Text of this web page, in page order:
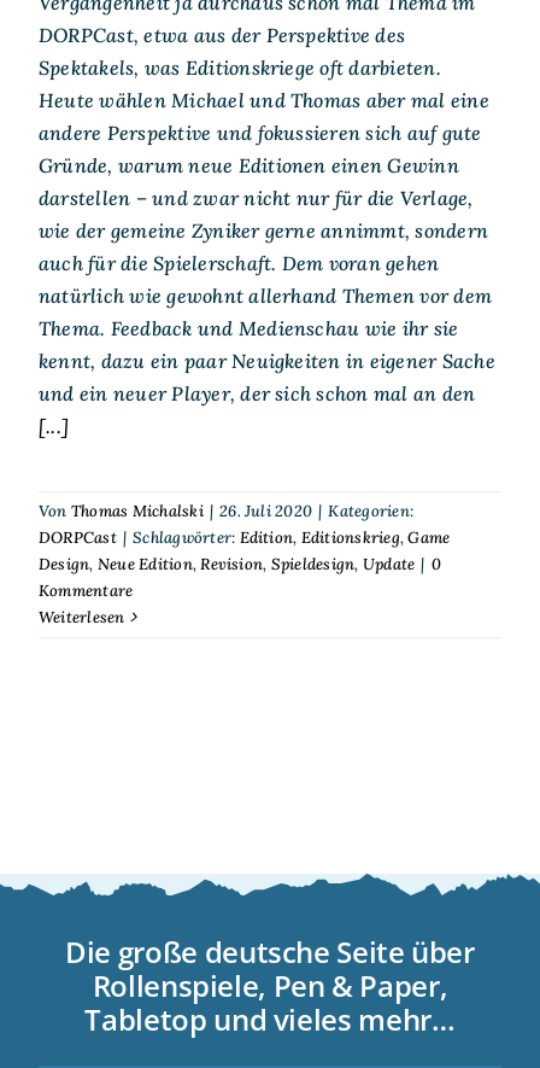
DORPCast, etwa aus der Perspektive des
Spektakels, was Editionskriege oft darbieten.
Heute wählen Michael und Thomas aber mal eine
andere Perspektive und fokussieren sich auf gute
Gründe, warum neue Editionen einen Gewinn
darstellen – und zwar nicht nur für die Verlage,
wie der gemeine Zyniker gerne annimmt, sondern
auch für die Spielerschaft. Dem voran gehen
natürlich wie gewohnt allerhand Themen vor dem
Thema. Feedback und Medienschau wie ihr sie
kennt, dazu ein paar Neuigkeiten in eigener Sache
und ein neuer Player, der sich schon mal an den
[...]
Von Thomas Michalski | 26. Juli 2020 | Kategorien:
DORPCast | Schlagwörter: Edition, Editionskrieg,Game
Design, Neue Edition,Revision, Spieldesign, Update | 0
Kommentare
Weiterlesen
Die große deutsche Seite über
Rollenspiele, Pen & Paper,
Tabletop und vieles mehr…